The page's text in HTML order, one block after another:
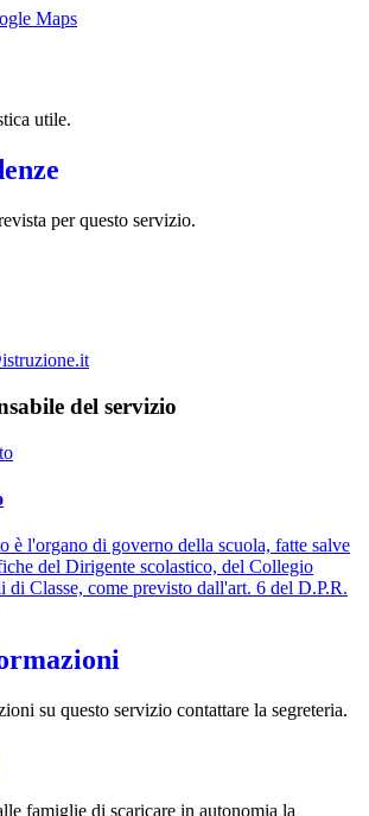
Maps
utile.
per questo servizio.
del servizio
è l'organo di governo della scuola, fatte salve
del Dirigente scolastico, del Collegio
Classe, come previsto dall'art. 6 del D.P.R.
su questo servizio contattare la segreteria.
famiglie di scaricare in autonomia la